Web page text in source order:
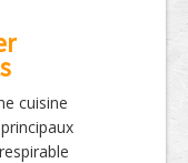
cuisine